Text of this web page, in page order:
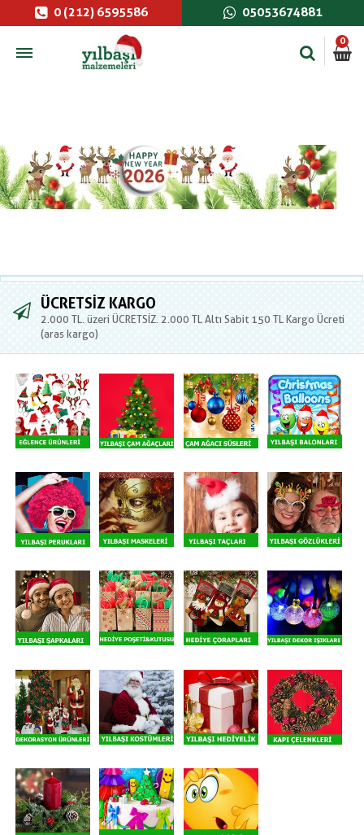
0 (212) 6595586 05053674881
0
ÜCRETSIZ KARGO
2.000 TL. üzeri ÜCRETSİZ. 2.000 TL Altı Sabit 150 TL Kargo Ücreti
(aras kargo)